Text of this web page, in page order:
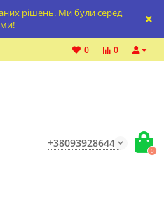
рішень. Ми були серед
0
0
+380939286447
0